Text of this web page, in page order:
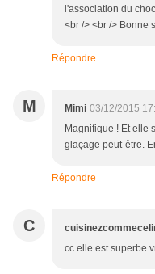
l'association du
<br /> <br /> Bonne
Répondre
M Mimi 03/12/2015
Magnifique ! Et elle
glaçage peut-être.
Répondre
C
cc elle est superbe